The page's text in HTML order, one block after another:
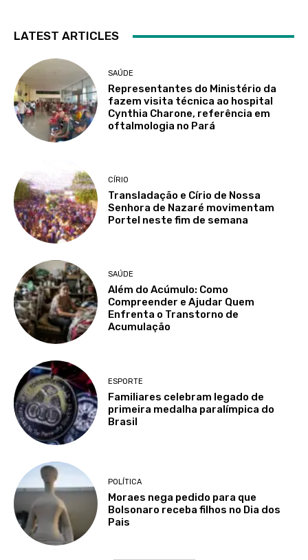
LATEST ARTICLES
SAÚDE
Representantes do Ministério da
fazem visita técnica ao hospital
Cynthia Charone, referência em
oftalmologia no Pará
CÍRIO
Transladação e Círio de Nossa
Senhora de Nazaré movimentam
Portel neste fim de semana
SAÚDE
Além do Acúmulo: Como
Compreender e Ajudar Quem
Enfrenta o Transtorno de
Acumulação
ESPORTE
Familiares celebram legado de
primeira medalha paralímpica do
Brasil
POLÍTICA
Moraes nega pedido para que
Bolsonaro receba filhos no Dia dos
Pais